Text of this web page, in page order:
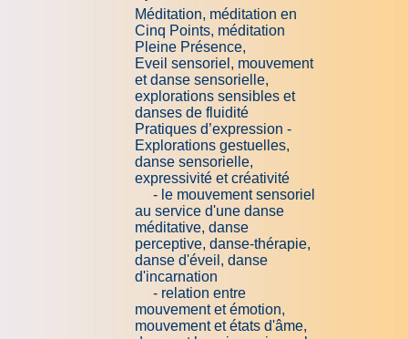
Méditation, méditation en
Cinq Points, méditation
Pleine Présence,
Eveil sensoriel, mouvement
et danse sensorielle,
explorations sensibles et
danses de fluidité
Pratiques d’expression -
Explorations gestuelles,
danse sensorielle,
expressivité et créativité
- le mouvement sensoriel
au service d'une danse
méditative, danse
perceptive, danse-thérapie,
danse d'éveil, danse
d'incarnation
- relation entre
mouvement et émotion,
mouvement et états d'âme,